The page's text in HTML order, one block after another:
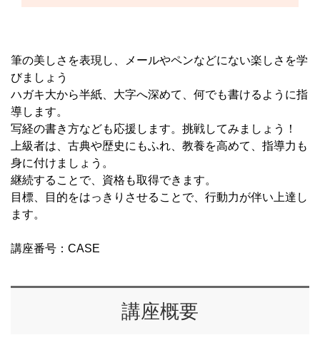
筆の美しさを表現し、メールやペンなどにない楽しさを学
びましょう
ハガキ大から半紙、大字へ深めて、何でも書けるように指
導します。
写経の書き方なども応援します。挑戦してみましょう！
上級者は、古典や歴史にもふれ、教養を高めて、指導力も
身に付けましょう。
継続することで、資格も取得できます。
目標、目的をはっきりさせることで、行動力が伴い上達し
ます。
講座番号：CASE
講座概要